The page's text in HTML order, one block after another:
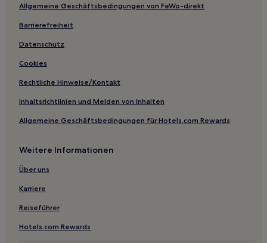
Hotels nahe Tower of History
Whitefish Point Hotels
Hotels nahe Pickle Barrel House Museum
Hotels nahe Whitefish Point Light
Mackinac County: Hotels
Emerson Hotels
Deer Park Hotels
Van Hotels
Simmons Hotels
Hotels nahe Nahma Marsh Trail
Afton Hotels
Hotels nahe Eben Ice Caves and Canyon Falls & Gorge
Allgemeine Geschäftsbedingungen von FeWo-direkt
Barrierefreiheit
Datenschutz
Cookies
Rechtliche Hinweise/Kontakt
Inhaltsrichtlinien und Melden von Inhalten
Allgemeine Geschäftsbedingungen für Hotels.com Rewards
Weitere Informationen
Über uns
Karriere
Reiseführer
Hotels.com Rewards